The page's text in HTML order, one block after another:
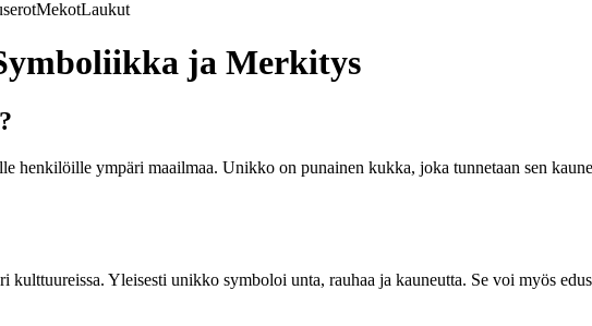
MekotLaukut
ja Merkitys
henkilöille ympäri maailmaa. Unikko on punainen kukka, joka tunnetaan sen
Yleisesti unikko symboloi unta, rauhaa ja kauneutta. Se voi myös